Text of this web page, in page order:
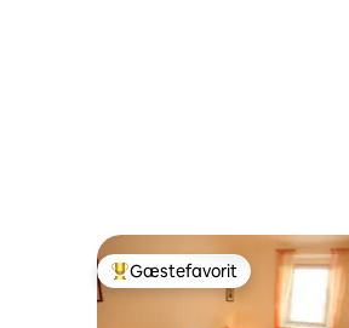
Bedste gæstefavorit
Gæstefavorit